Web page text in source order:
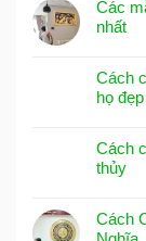
Các
nhất
Cách
họ
Cách
thủy
Cách